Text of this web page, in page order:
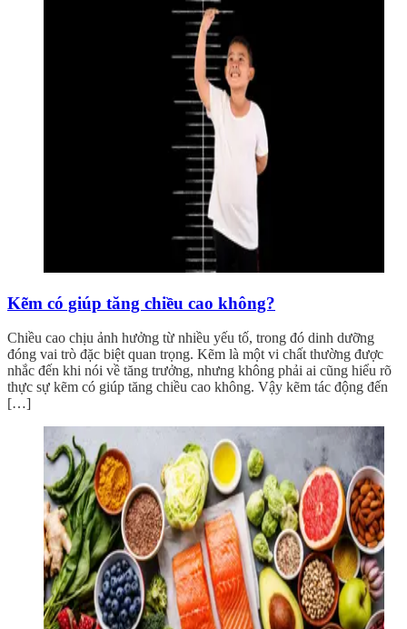
Kẽm có giúp tăng chiều cao không?
Chiều cao chịu ảnh hưởng từ nhiều yếu tố, trong đó dinh dưỡng
đóng vai trò đặc biệt quan trọng. Kẽm là một vi chất thường được
nhắc đến khi nói về tăng trưởng, nhưng không phải ai cũng hiểu rõ
thực sự kẽm có giúp tăng chiều cao không. Vậy kẽm tác động đến
[…]